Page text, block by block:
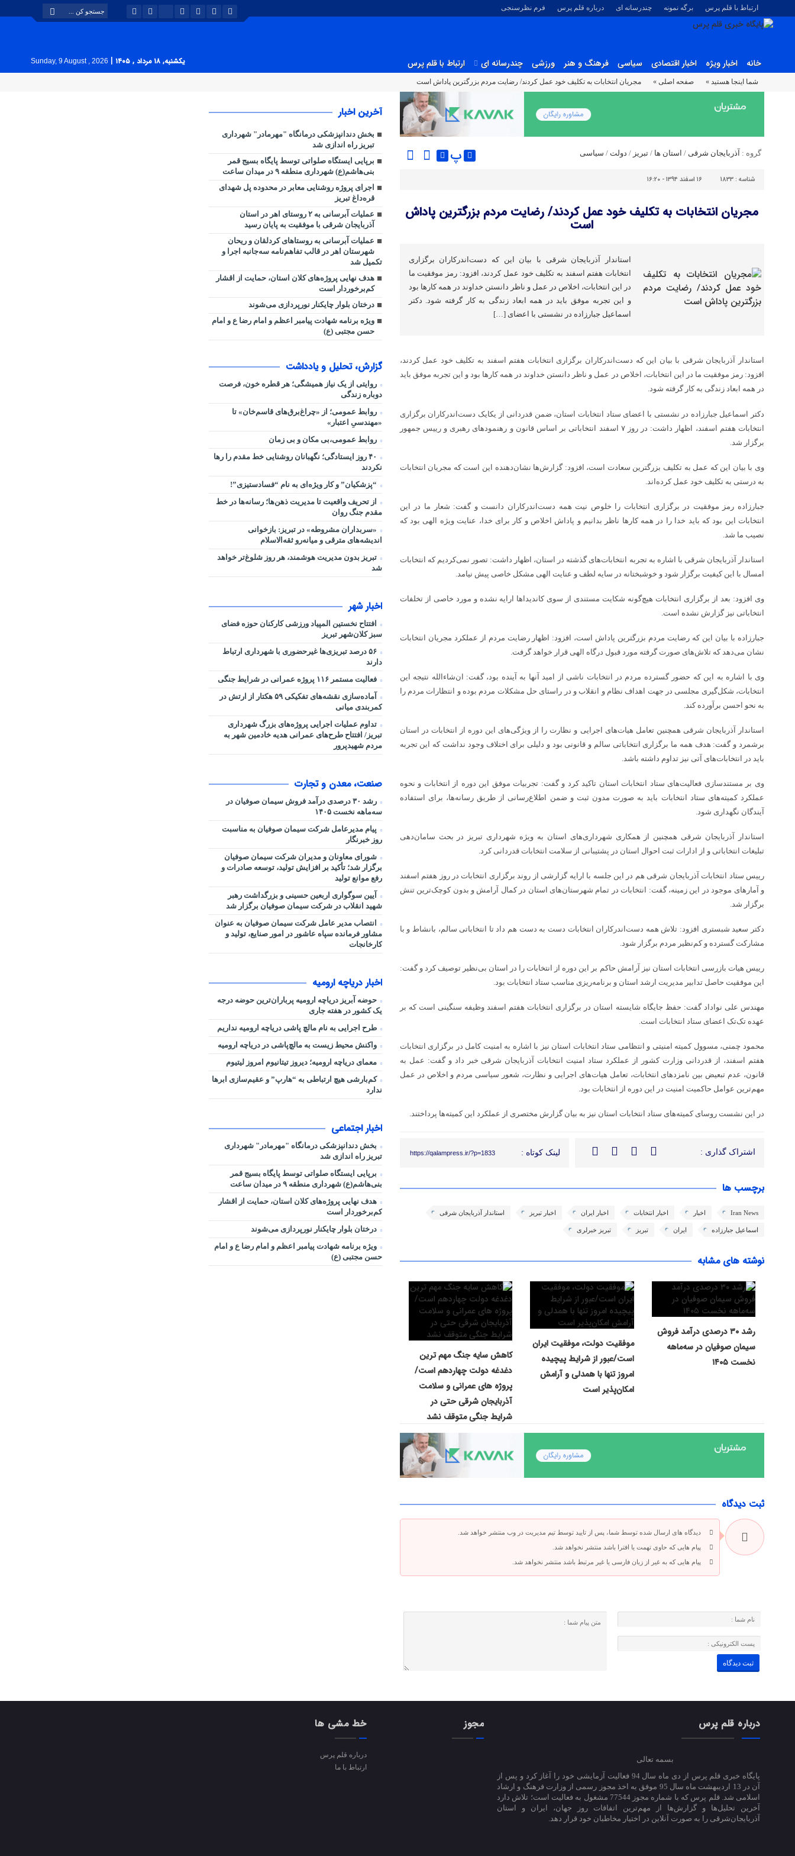
ارتباط با قلم پرس برگه نمونه چندرسانه ای درباره قلم پرس فرم نظرسنجی
خانه اخبار ویژه اخبار اقتصادی سیاسی فرهنگ و هنر ورزشی چندرسانه ای ارتباط با قلم پرس یکشنبه, ۱۸ مرداد , ۱۴۰۵ |
Sunday, 9 August , 2026
شما اینجا هستید » صفحه اصلی » مجریان انتخابات به تکلیف خود عمل کردند/ رضایت مردم بزرگترین پاداش است
گروه : آذربایجان شرقی / استان ها / تبریز / دولت / سیاسی پ
شناسه : 1833 ۱۶ اسفند ۱۳۹۴ - ۱۶:۲۰
مجریان انتخابات به تکلیف خود عمل کردند/ رضایت مردم بزرگترین پاداش
است
استاندار آذربایجان شرقی با بیان این که دست‌اندرکاران برگزاری
انتخابات هفتم اسفند به تکلیف خود عمل کردند، افزود: رمز موفقیت ما
در این انتخابات، اخلاص در عمل و ناظر دانستن خداوند در همه کارها بود
و این تجربه موفق باید در همه ابعاد زندگی به کار گرفته شود. دکتر
اسماعیل جبارزاده در نشستی با اعضای […]
استاندار آذربایجان شرقی با بیان این که دست‌اندرکاران برگزاری انتخابات هفتم اسفند به تکلیف خود عمل کردند،
افزود: رمز موفقیت ما در این انتخابات، اخلاص در عمل و ناظر دانستن خداوند در همه کارها بود و این تجربه موفق باید
در همه ابعاد زندگی به کار گرفته شود.
دکتر اسماعیل جبارزاده در نشستی با اعضای ستاد انتخابات استان، ضمن قدردانی از یکایک دست‌اندرکاران برگزاری
انتخابات هفتم اسفند، اظهار داشت: در روز ۷ اسفند انتخاباتی بر اساس قانون و رهنمودهای رهبری و رییس جمهور
برگزار شد.
وی با بیان این که عمل به تکلیف بزرگترین سعادت است، افزود: گزارش‌ها نشان‌دهنده این است که مجریان انتخابات
به درستی به تکلیف خود عمل کرده‌اند.
جبارزاده رمز موفقیت در برگزاری انتخابات را خلوص نیت همه دست‌اندرکاران دانست و گفت: شعار ما در این
انتخابات این بود که باید خدا را در همه کارها ناظر بدانیم و پاداش اخلاص و کار برای خدا، عنایت ویژه الهی بود که
نصیب ما شد.
استاندار آذربایجان شرقی با اشاره به تجربه انتخابات‌های گذشته در استان، اظهار داشت: تصور نمی‌کردیم که انتخابات
امسال با این کیفیت برگزار شود و خوشبختانه در سایه لطف و عنایت الهی مشکل خاصی پیش نیامد.
وی افزود: بعد از برگزاری انتخابات هیچ‌گونه شکایت مستندی از سوی کاندیداها ارایه نشده و مورد خاصی از تخلفات
انتخاباتی نیز گزارش نشده است.
جبارزاده با بیان این که رضایت مردم بزرگترین پاداش است، افزود: اظهار رضایت مردم از عملکرد مجریان انتخابات
نشان می‌دهد که تلاش‌های صورت گرفته مورد قبول درگاه الهی قرار خواهد گرفت.
وی با اشاره به این که حضور گسترده مردم در انتخابات ناشی از امید آنها به آینده بود، گفت: ان‌شاءالله نتیجه این
انتخابات، شکل‌گیری مجلسی در جهت اهداف نظام و انقلاب و در راستای حل مشکلات مردم بوده و انتظارات مردم را
به نحو احسن برآورده کند.
استاندار آذربایجان شرقی همچنین تعامل هیات‌های اجرایی و نظارت را از ویژگی‌های این دوره از انتخابات در استان
برشمرد و گفت: هدف همه ما برگزاری انتخاباتی سالم و قانونی بود و دلیلی برای اختلاف وجود نداشت که این تجربه
باید در انتخابات‌های آتی نیز تداوم داشته باشد.
وی بر مستندسازی فعالیت‌های ستاد انتخابات استان تاکید کرد و گفت: تجربیات موفق این دوره از انتخابات و نحوه
عملکرد کمیته‌های ستاد انتخابات باید به صورت مدون ثبت و ضمن اطلاع‌رسانی از طریق رسانه‌ها، برای استفاده
آیندگان نگهداری شود.
استاندار آذربایجان شرقی همچنین از همکاری شهرداری‌های استان به ویژه شهرداری تبریز در بحث سامان‌دهی
تبلیغات انتخاباتی و از ادارات ثبت احوال استان در پشتیبانی از سلامت انتخابات قدردانی کرد.
رییس ستاد انتخابات آذربایجان شرقی هم در این جلسه با ارایه گزارشی از روند برگزاری انتخابات در روز هفتم اسفند
و آمارهای موجود در این زمینه، گفت: انتخابات در تمام شهرستان‌های استان در کمال آرامش و بدون کوچک‌ترین تنش
برگزار شد.
دکتر سعید شبستری افزود: تلاش همه دست‌اندرکاران انتخابات دست به دست هم داد تا انتخاباتی سالم، بانشاط و با
مشارکت گسترده و کم‌نظیر مردم برگزار شود.
رییس هیات بازرسی انتخابات استان نیز آرامش حاکم بر این دوره از انتخابات را در استان بی‌نظیر توصیف کرد و گفت:
این موفقیت حاصل تدابیر مدیریت ارشد استان و برنامه‌ریزی مناسب ستاد انتخابات بود.
مهندس علی نواداد گفت: حفظ جایگاه شایسته استان در برگزاری انتخابات هفتم اسفند وظیفه سنگینی است که بر
عهده تک‌تک اعضای ستاد انتخابات است.
محمود چمنی، مسوول کمیته امنیتی و انتظامی ستاد انتخابات استان نیز با اشاره به امنیت کامل در برگزاری انتخابات
هفتم اسفند، از قدردانی وزارت کشور از عملکرد ستاد امنیت انتخابات آذربایجان شرقی خبر داد و گفت: عمل به
قانون، عدم تبعیض بین نامزدهای انتخابات، تعامل هیات‌های اجرایی و نظارت، شعور سیاسی مردم و اخلاص در عمل
مهم‌ترین عوامل حاکمیت امنیت در این دوره از انتخابات بود.
در این نشست روسای کمیته‌های ستاد انتخابات استان نیز به بیان گزارش مختصری از عملکرد این کمیته‌ها پرداختند.
اشتراک گذاری : لینک کوتاه : https://qalampress.ir/?p=1833
برچسب ها
Iran News اخبار اخبار انتخابات اخبار ایران اخبار تبریز استاندار آذربایجان شرقی
اسماعیل جبارزاده ایران تبریز تبریز خبرلری
نوشته های مشابه
رشد ۳۰ درصدی درآمد فروش
سیمان صوفیان در سه‌ماهه
نخست ۱۴۰۵
موفقیت دولت، موفقیت ایران
است/عبور از شرایط پیچیده
امروز تنها با همدلی و آرامش
امکان‌پذیر است
کاهش سایه جنگ مهم ‌ترین
دغدغه دولت چهاردهم است/
پروژه ‌های عمرانی و سلامت
آذربایجان شرقی حتی در
شرایط جنگی متوقف نشد
ثبت دیدگاه
دیدگاه های ارسال شده توسط شما، پس از تایید توسط تیم مدیریت در وب منتشر خواهد شد.
پیام هایی که حاوی تهمت یا افترا باشد منتشر نخواهد شد.
پیام هایی که به غیر از زبان فارسی یا غیر مرتبط باشد منتشر نخواهد شد.
آخرین اخبار
بخش دندانپزشکی درمانگاه "مهرمادر" شهرداری
تبریز راه اندازی شد
برپایی ایستگاه صلواتی توسط پایگاه بسیج قمر
بنی‌هاشم(ع) شهرداری منطقه ۹ در میدان ساعت
اجرای پروژه روشنایی معابر در محدوده پل شهدای
قره‌داغ تبریز
عملیات آبرسانی به ۲ روستای اهر در استان
آذربایجان شرقی با موفقیت به پایان رسید
عملیات آبرسانی به روستاهای کردلقان و ریحان
شهرستان اهر در قالب تفاهم‌نامه سه‌جانبه اجرا و
تکمیل شد
هدف نهایی پروژه‌های کلان استان، حمایت از اقشار
کم‌برخوردار است
درختان بلوار چایکنار نورپردازی می‌شوند
ویژه برنامه شهادت پیامبر اعظم و امام رضا ع و امام
حسن مجتبی (ع)
گزارش، تحلیل و یادداشت
روایتی از یک نیاز همیشگی؛ هر قطره خون، فرصت
دوباره زندگی
روابط عمومی؛ از «چراغ‌برق‌های قاسم‌خان» تا
«مهندسیِ اعتبار»
روابط عمومی،بی مکان و بی زمان
۴۰ روز ایستادگی؛ نگهبانان روشنایی خط مقدم را رها
نکردند
“پزشکیان” و کار ویژه‌ای به نام “فسادستیزی”!
از تحریف واقعیت تا مدیریت ذهن‌ها؛ رسانه‌ها در خط
مقدم جنگ روان
«سربداران مشروطه» در تبریز: بازخوانی
اندیشه‌های مترقی و میانه‌رو ثقه‌الاسلام
تبریز بدون مدیریت هوشمند، هر روز شلوغ‌تر خواهد
شد
اخبار شهر
افتتاح نخستین المپیاد ورزشی کارکنان حوزه فضای
سبز کلان‌شهر تبریز
۵۶ درصد تبریزی‌ها غیرحضوری با شهرداری ارتباط
دارند
فعالیت مستمر ۱۱۶ پروژه عمرانی در شرایط جنگی
آماده‌سازی نقشه‌های تفکیکی ۵۹ هکتار از ارتش در
کمربندی میانی
تداوم عملیات اجرایی پروژه‌های بزرگ شهرداری
تبریز/ افتتاح طرح‌های عمرانی هدیه خادمین شهر به
مردم شهیدپرور
صنعت، معدن و تجارت
رشد ۳۰ درصدی درآمد فروش سیمان صوفیان در
سه‌ماهه نخست ۱۴۰۵
پیام مدیرعامل شرکت سیمان صوفیان به مناسبت
روز خبرنگار
شورای معاونان و مدیران شرکت سیمان صوفیان
برگزار شد؛ تأکید بر افزایش تولید، توسعه صادرات و
رفع موانع تولید
آیین سوگواری اربعین حسینی و بزرگداشت رهبر
شهید انقلاب در شرکت سیمان صوفیان برگزار شد
انتصاب مدیر عامل شرکت سیمان صوفیان به عنوان
مشاور فرمانده سپاه عاشور در امور صنایع، تولید و
کارخانجات
اخبار دریاچه ارومیه
حوضه آبریز دریاچه ارومیه پرباران‌ترین حوضه‌ درجه
یک کشور در هفته جاری
طرح اجرایی به نام مالچ پاشی دریاچه ارومیه نداریم
واکنش محیط زیست به مالچ‌پاشی در دریاچه ارومیه
معمای دریاچه ارومیه؛ دیروز تیتانیوم امروز لیتیوم
کم‌بارشی هیچ ارتباطی به “هارپ” و عقیم‌سازی ابرها
ندارد
اخبار اجتماعی
بخش دندانپزشکی درمانگاه "مهرمادر" شهرداری
تبریز راه اندازی شد
برپایی ایستگاه صلواتی توسط پایگاه بسیج قمر
بنی‌هاشم(ع) شهرداری منطقه ۹ در میدان ساعت
هدف نهایی پروژه‌های کلان استان، حمایت از اقشار
کم‌برخوردار است
درختان بلوار چایکنار نورپردازی می‌شوند
ویژه برنامه شهادت پیامبر اعظم و امام رضا ع و امام
حسن مجتبی (ع)
درباره قلم پرس
بسمه تعالی
پایگاه خبری قلم پرس از دی ماه سال 94 فعالیت آزمایشی خود را آغاز کرد و پس از
آن در 13 اردیبهشت ماه سال 95 موفق به اخذ مجوز رسمی از وزارت فرهنگ و ارشاد
اسلامی شد. قلم پرس که با شماره مجوز 77544 مشغول به فعالیت است؛ تلاش دارد
آخرین تحلیل‌ها و گزارش‌ها از مهم‌ترین اتفاقات روز جهان، ایران و استان
آذربایجان‌شرقی را به صورت آنلاین در اختیار مخاطبان خود قرار دهد.
مجوز خط مشی ها
درباره قلم پرس
ارتباط با ما